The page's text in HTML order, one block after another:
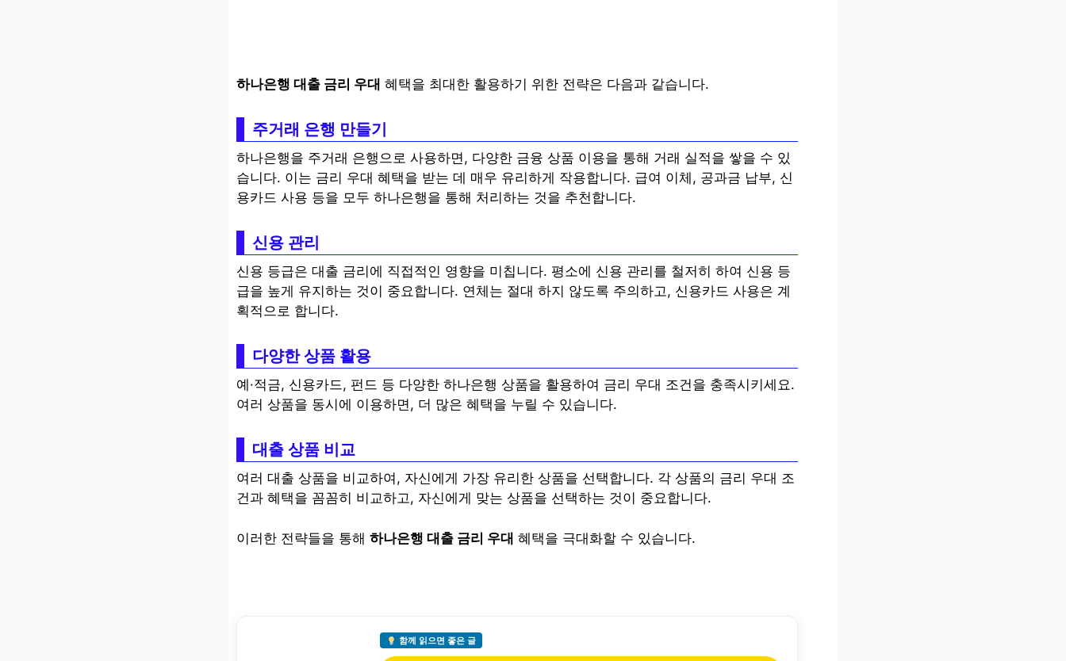
하나은행 대출 금리 우대 혜택을 최대한 활용하기 위한 전략은 다음과 같습니다.
주거래 은행 만들기
하나은행을 주거래 은행으로 사용하면, 다양한 금융 상품 이용을 통해 거래 실적을 쌓을 수 있
습니다. 이는 금리 우대 혜택을 받는 데 매우 유리하게 작용합니다. 급여 이체, 공과금 납부, 신
용카드 사용 등을 모두 하나은행을 통해 처리하는 것을 추천합니다.
신용 관리
신용 등급은 대출 금리에 직접적인 영향을 미칩니다. 평소에 신용 관리를 철저히 하여 신용 등
급을 높게 유지하는 것이 중요합니다. 연체는 절대 하지 않도록 주의하고, 신용카드 사용은 계
획적으로 합니다.
다양한 상품 활용
예·적금, 신용카드, 펀드 등 다양한 하나은행 상품을 활용하여 금리 우대 조건을 충족시키세요.
여러 상품을 동시에 이용하면, 더 많은 혜택을 누릴 수 있습니다.
대출 상품 비교
여러 대출 상품을 비교하여, 자신에게 가장 유리한 상품을 선택합니다. 각 상품의 금리 우대 조
건과 혜택을 꼼꼼히 비교하고, 자신에게 맞는 상품을 선택하는 것이 중요합니다.
이러한 전략들을 통해 하나은행 대출 금리 우대 혜택을 극대화할 수 있습니다.
함께 읽으면 좋은 글